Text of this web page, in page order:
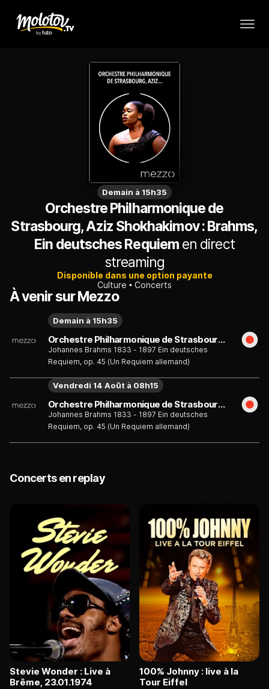
Demain à 15h35
Orchestre Philharmonique de
Strasbourg, Aziz Shokhakimov : Brahms,
Ein deutsches Requiemen direct
streaming
Disponible dans une option payante
Culture
Concerts
À venir sur Mezzo
Orchestre Philharmonique de Strasbourg, Aziz Shokhakimov : Brahms, Ein deutsches Requiem
Johannes Brahms 1833 - 1897 Ein deutsches
Requiem, op. 45 (Un Requiem allemand)
Demain à 15h35
Orchestre Philharmonique de Strasbourg, Aziz Shokhakimov : Brahms, Ein deutsches Requiem
Johannes Brahms 1833 - 1897 Ein deutsches
Requiem, op. 45 (Un Requiem allemand)
Vendredi 14 Août à 08h15
Concerts en replay
Stevie Wonder : Live à
Brême, 23.01.1974
100% Johnny : live à la
Tour Eiffel